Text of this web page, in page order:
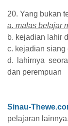
20. Yang bukan
a. malas belajar
b. kejadian lahir
c. kejadian siang
d. lahirnya
dan perempuan
Sinau-
pelajaran